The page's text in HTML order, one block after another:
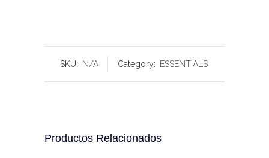
SKU: N/A Category: ESSENTIALS
Productos Relacionados